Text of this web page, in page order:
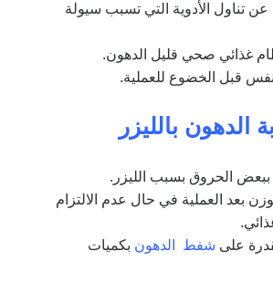
عن تناول الأدوية التي تسبب سيولة
غذائي صحي قليل الدهون.
قبل الخضوع للعملية.
الدهون بالليزر
ببعض الحروق بسبب الليزر.
بعد العملية في حال عدم الالتزام
على شفط الدهون بكميات